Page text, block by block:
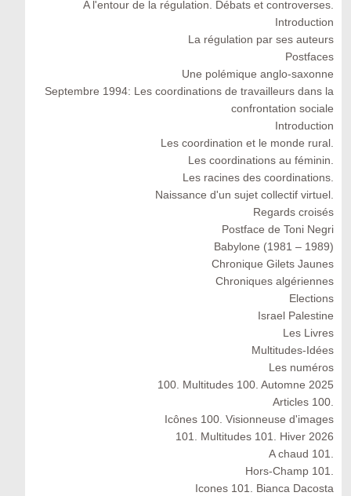
A l'entour de la régulation. Débats et controverses.
Introduction
La régulation par ses auteurs
Postfaces
Une polémique anglo-saxonne
Septembre 1994: Les coordinations de travailleurs dans la
confrontation sociale
Introduction
Les coordination et le monde rural.
Les coordinations au féminin.
Les racines des coordinations.
Naissance d'un sujet collectif virtuel.
Regards croisés
Postface de Toni Negri
Babylone (1981 – 1989)
Chronique Gilets Jaunes
Chroniques algériennes
Elections
Israel Palestine
Les Livres
Multitudes-Idées
Les numéros
100. Multitudes 100. Automne 2025
Articles 100.
Icônes 100. Visionneuse d'images
101. Multitudes 101. Hiver 2026
A chaud 101.
Hors-Champ 101.
Icones 101. Bianca Dacosta